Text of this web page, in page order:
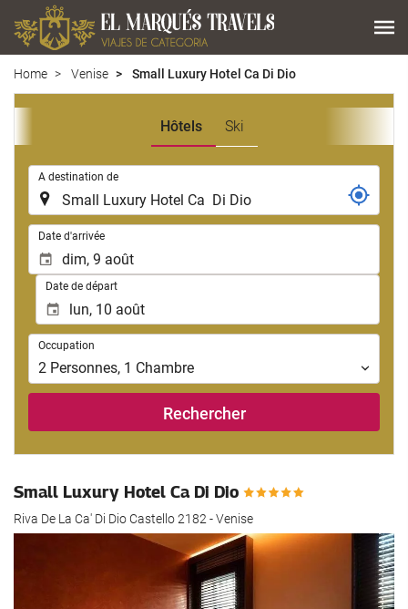
Home Venise Small Luxury Hotel Ca Di Dio
Hôtels Ski
A destination de
Date d'arrivée
Date de départ
Occupation
Occupation
2 Personnes, 1 Chambre
Rechercher
Small Luxury Hotel Ca Di Dio
Riva De La Ca' Di Dio Castello 2182 - Venise